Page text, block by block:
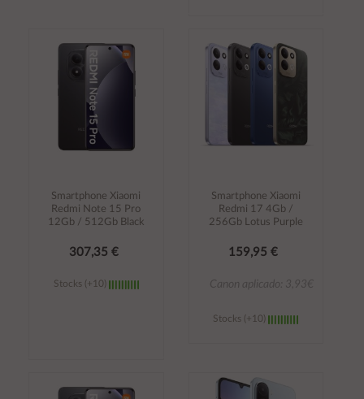
carrito
carrito
Smartphone Xiaomi
Redmi Note 15 Pro
12Gb / 512Gb Black
307,35 €
Stocks (+10)
Smartphone Xiaomi
Redmi 17 4Gb /
256Gb Lotus Purple
159,95 €
Canon aplicado: 3,93€
Stocks (+10)